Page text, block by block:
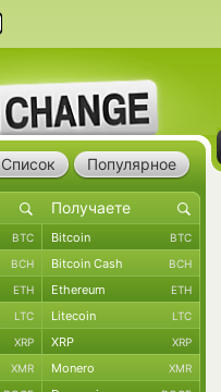
Список Популярное
BTC Bitcoin BTC
BCH Bitcoin Cash BCH
ETH Ethereum ETH
LTC Litecoin LTC
XRP XRP XRP
XMR Monero XMR